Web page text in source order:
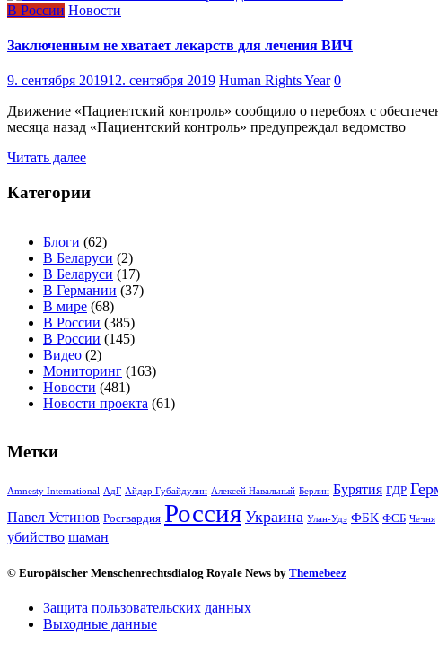
В России Новости
Заключенным не хватает лекарств для лечения ВИЧ
9. сентября 201912. сентября 2019 Human Rights Year 0
Движение «Пациентский контроль» сообщило о перебоях с
месяца назад «Пациентский контроль» предупреждал ведомство
Читать далее
Категории
Блоги (62)
В Беларуси (2)
В Беларуси (17)
В Германии (37)
В мире (68)
В России (385)
В России (145)
Видео (2)
Мониторинг (163)
Новости (481)
Новости проекта (61)
Метки
Amnesty International АдГ Айдар Губайдулин Алексей Навальный Берлин Бурятия ГДР
Павел Устинов Росгвардия Россия Украина Улан-Удэ ФБК ФСБ Чечня
убийство шаман
© Europäischer Menschenrechtsdialog Royale News by Themebeez
Защита пользовательских данных
Выходные данные